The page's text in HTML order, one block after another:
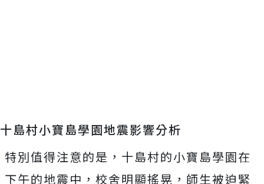
十島村小寶島學園地震影響分析
特別值得注意的是，十島村的小寶島學園在
下午的地震中，校舍明顯搖晃，師生被迫緊